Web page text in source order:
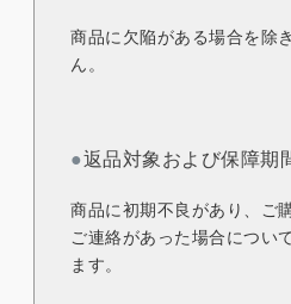
商品に欠陥がある場合を除
ん。
●返品対象および保障期
商品に初期不良があり、ご
ご連絡があった場合につい
ます。